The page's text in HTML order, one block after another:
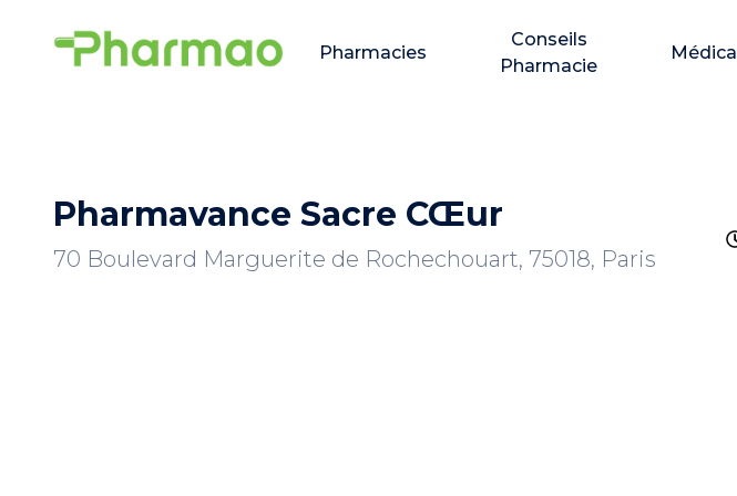
Pharmacies
Conseils
Pharmacie
Pharmavance Sacre CŒur
70 Boulevard Marguerite de Rochechouart, 75018, Paris